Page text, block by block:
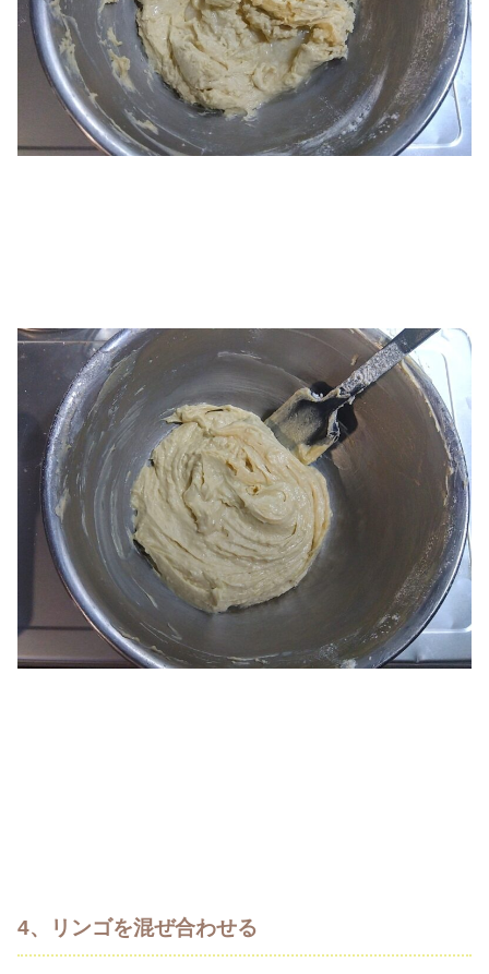
4、リンゴを混ぜ合わせる